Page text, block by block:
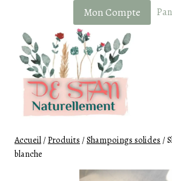
content
Mon Compte
Accueil /Produits /Shampoings solides /
blanche